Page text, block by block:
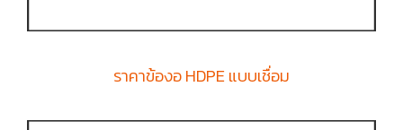
ราคาข้องอ HDPE แบบเชื่อม